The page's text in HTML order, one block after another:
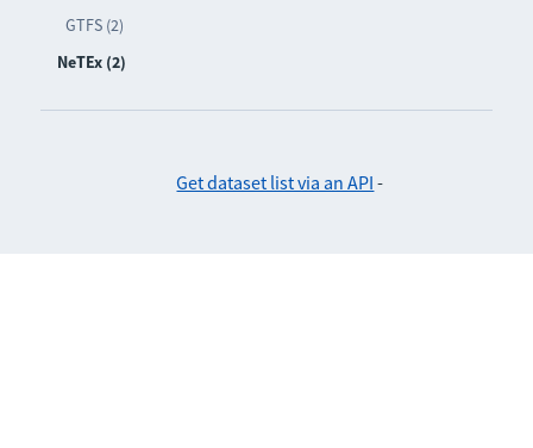
GTFS (2)
NeTEx (2)
Get dataset list via an API -